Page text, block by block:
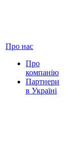
Про нас
Про
компанію
Партнери
в Україні